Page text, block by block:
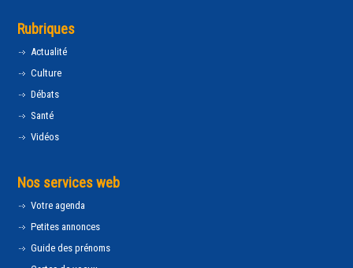
Rubriques
Actualité
Culture
Débats
Santé
Vidéos
Nos services web
Votre agenda
Petites annonces
Guide des prénoms